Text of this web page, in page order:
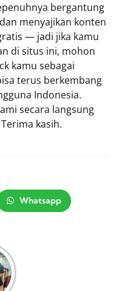
bergantung
menyajikan konten
— jadi jika kamu
di situs ini, mohon
kamu sebagai
terus berkembang
Indonesia.
secara langsung
Terima kasih.
Whatsapp